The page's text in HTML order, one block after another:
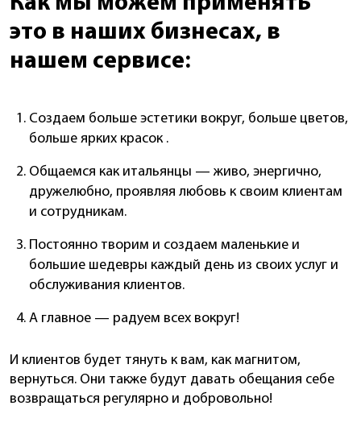
это в наших бизнесах, в
нашем сервисе:
Создаем больше эстетики вокруг, больше цветов,
больше ярких красок .
Общаемся как итальянцы — живо, энергично,
дружелюбно, проявляя любовь к своим клиентам
и сотрудникам.
Постоянно творим и создаем маленькие и
большие шедевры каждый день из своих услуг и
обслуживания клиентов.
А главное — радуем всех вокруг!
И клиентов будет тянуть к вам, как магнитом,
вернуться. Они также будут давать обещания себе
возвращаться регулярно и добровольно!